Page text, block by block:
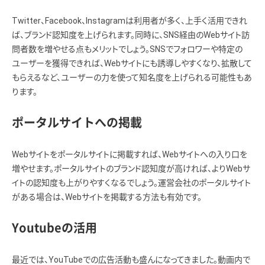
Twitter、Facebook、Instagramは利用者が多く、上手く活用できれ
ば、ブランド認知度を上げられます。同時に、SNS経由のWebサイト訪
問者数を増やせる点もメリットでしょう。SNSでフォロワーや特定の
ユーザーを獲得できれば、Webサイトにも誘導しやすくなり、拡散して
もらえるなど、ユーザーの力を使って知名度を上げられる可能性もあ
ります。
ポータルサイトへの掲載
Webサイトをポータルサイトに掲載すれば、Webサイトへの入り口を
増やせます。ポータルサイトのブランド認知度が高ければ、よりWebサ
イトの認知度も上がりやすくなるでしょう。運営会社のポータルサイト
がある場合は、Webサイトを掲載する方法も有効です。
Youtubeの活用
最近では、YouTubeでの広告活動も盛んになってきました。動画内で